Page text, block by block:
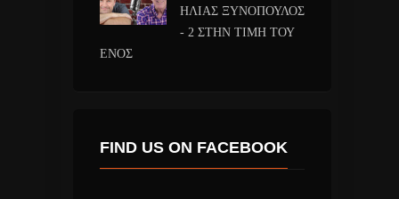
ΗΛΙΑΣ ΞΥΝΟΠΟΥΛΟΣ
- 2 ΣΤΗΝ ΤΙΜΗ ΤΟΥ
ΕΝΟΣ
FIND US ON FACEBOOK